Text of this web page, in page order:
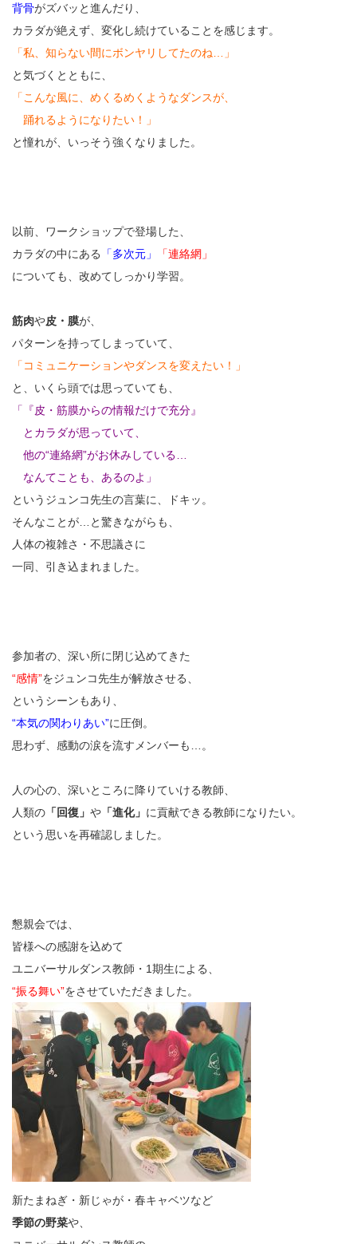
背骨がズバッと進んだり、
カラダが絶えず、変化し続けていることを感じます。
「私、知らない間にボンヤリしてたのね…」
と気づくとともに、
「こんな風に、めくるめくようなダンスが、
踊れるようになりたい！」
と憧れが、いっそう強くなりました。
以前、ワークショップで登場した、
カラダの中にある
「多次元」
「連絡網」
についても、改めてしっかり学習。
筋肉や皮・膜が、
パターンを持ってしまっていて、
「コミュニケーションやダンスを変えたい！」
と、いくら頭では思っていても、
「『皮・筋膜からの情報だけで充分』
とカラダが思っていて、
他の“連絡網”がお休みしている…
なんてことも、あるのよ」
というジュンコ先生の言葉に、ドキッ。
そんなことが…と驚きながらも、
人体の複雑さ・不思議さに
一同、引き込まれました。
参加者の、深い所に閉じ込めてきた
“感情”をジュンコ先生が解放させる、
というシーンもあり、
“本気の関わりあい”に圧倒。
思わず、感動の涙を流すメンバーも…。
人の心の、深いところに降りていける教師、
人類の 「回復」 や 「進化」 に貢献できる教師になりたい。
という思いを再確認しました。
懇親会では、
皆様への感謝を込めて
ユニバーサルダンス教師・1期生による、
“振る舞い”をさせていただきました。
新たまねぎ・新じゃが・春キャベツなど
季節の野菜や、